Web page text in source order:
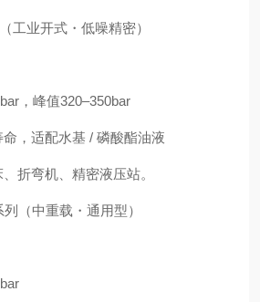
工业开式・低噪精密）
，峰值320–350bar
，适配水基 / 磷酸酯油液
折弯机、精密液压站。
（中重载・通用型）